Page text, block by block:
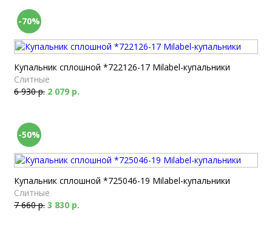
-70%
Купальник сплошной *722126-17 Milabel-купальники
Слитные
6 930 р. 2 079 р.
-50%
Купальник сплошной *725046-19 Milabel-купальники
Слитные
7 660 р. 3 830 р.